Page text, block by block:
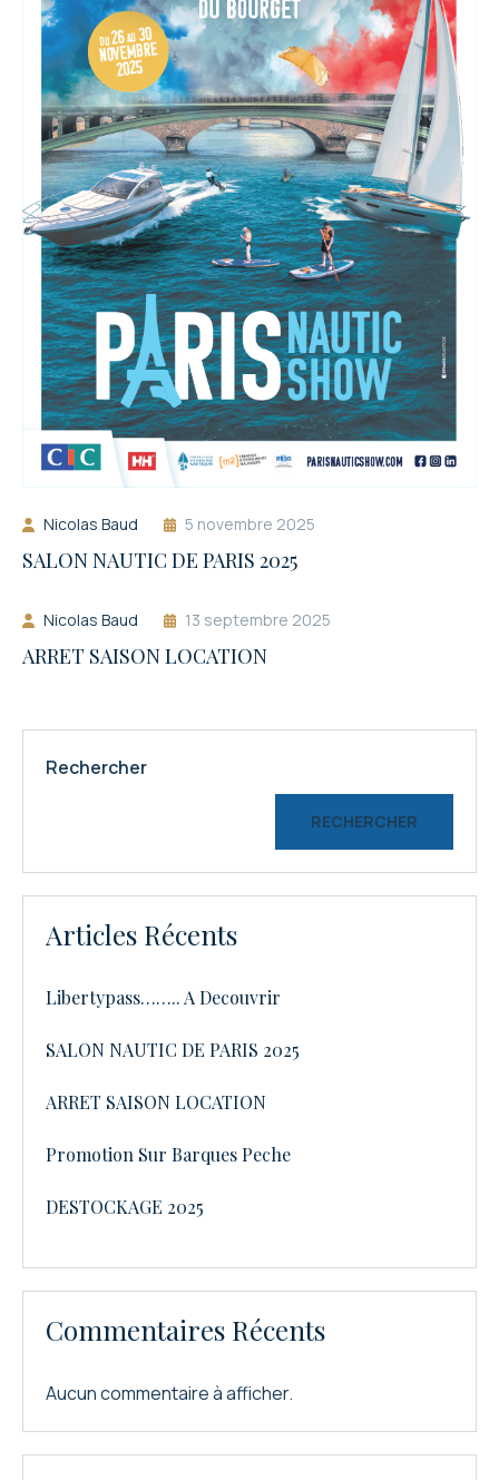
Nicolas Baud 5 novembre 2025
SALON NAUTIC DE PARIS 2025
Nicolas Baud 13 septembre 2025
ARRET SAISON LOCATION
Rechercher
RECHERCHER
Articles Récents
Libertypass…….. A Decouvrir
SALON NAUTIC DE PARIS 2025
ARRET SAISON LOCATION
Promotion Sur Barques Peche
DESTOCKAGE 2025
Commentaires Récents
Aucun commentaire à afficher.